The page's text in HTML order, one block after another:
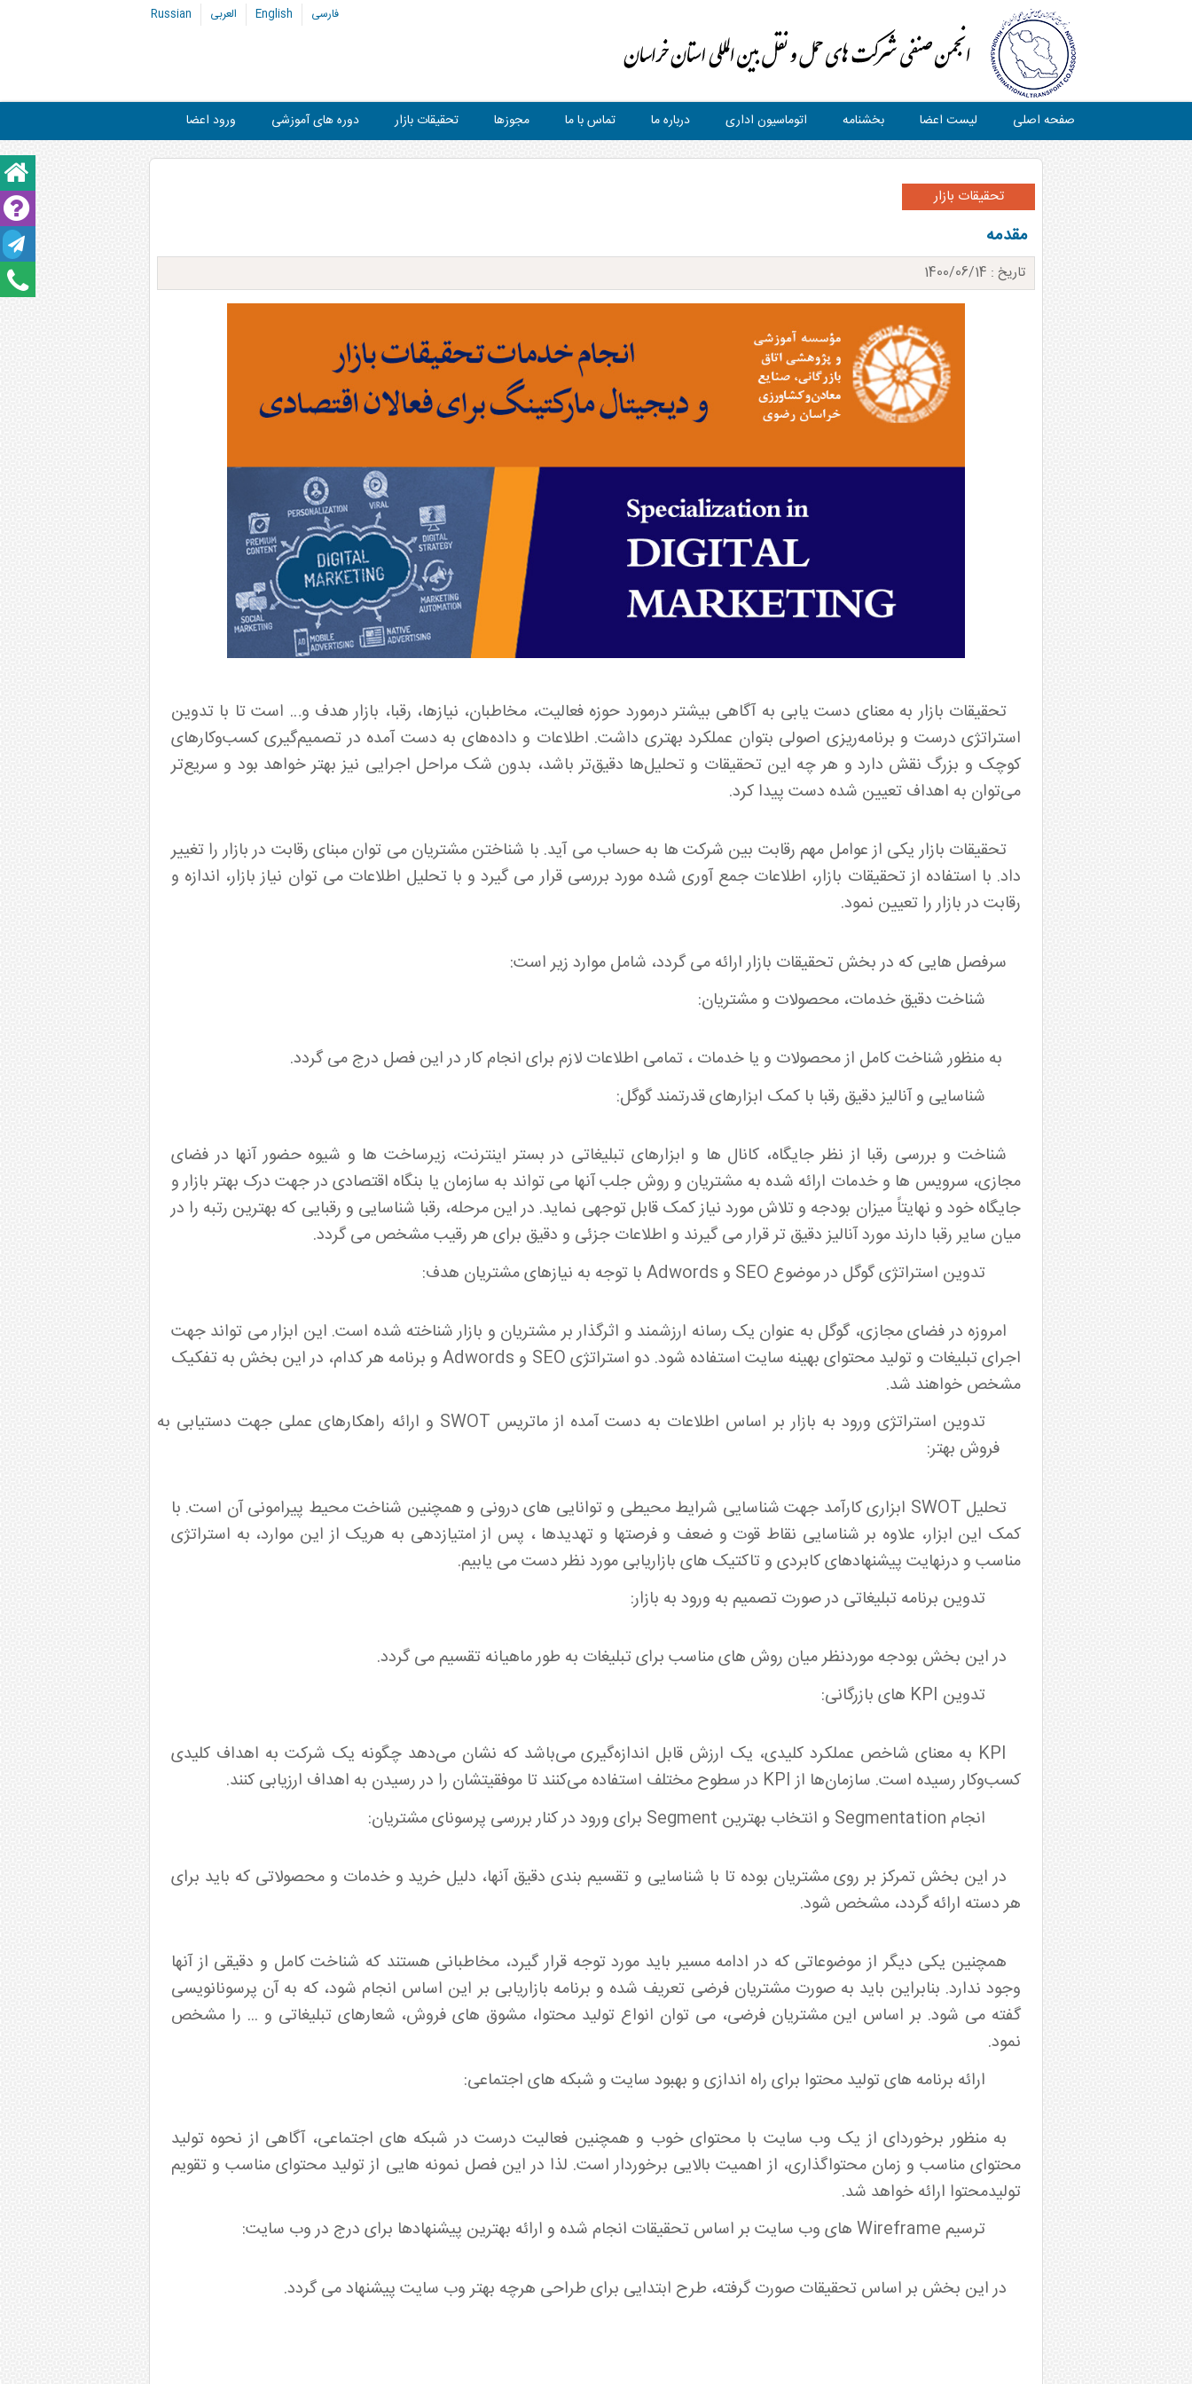
فارسی English العربی Russian
صفحه اصلی لیست اعضا بخشنامه اتوماسیون اداری درباره ما تماس با ما مجوزها تحقیقات بازار دوره های آموزشی ورود اعضا
تحقیقات بازار
مقدمه
تاریخ : 1400/06/14
تحقیقات بازار به معنای دست یابی به آگاهی بیشتر درمورد حوزه فعالیت، مخاطبان، نیازها، رقبا، بازار هدف و… است تا با تدوین
استراتژی درست و برنامه‌ریزی اصولی بتوان عملکرد بهتری داشت. اطلاعات و داده‌های به دست آمده در تصمیم‌گیری‌ کسب‌وکارهای
کوچک و بزرگ نقش دارد و هر چه این تحقیقات و تحلیل‌ها دقیق‌تر باشد، بدون شک مراحل اجرایی نیز بهتر خواهد بود و سریع‌تر
می‌توان به اهداف تعیین شده دست پیدا کرد.
تحقیقات بازار یکی از عوامل مهم رقابت بین شرکت ها به حساب می آید. با شناختن مشتریان می توان مبنای رقابت در بازار را تغییر
داد. با استفاده از تحقیقات بازار، اطلاعات جمع آوری شده مورد بررسی قرار می گیرد و با تحلیل اطلاعات می توان نیاز بازار، اندازه و
رقابت در بازار را تعیین نمود.
سرفصل هایی که در بخش تحقیقات بازار ارائه می گردد، شامل موارد زیر است:
شناخت دقیق خدمات، محصولات و مشتریان:
به منظور شناخت کامل از محصولات و یا خدمات ، تمامی اطلاعات لازم برای انجام کار در این فصل درج می گردد.
شناسایی و آنالیز دقیق رقبا با کمک ابزارهای قدرتمند گوگل:
شناخت و بررسی رقبا از نظر جایگاه، کانال ها و ابزارهای تبلیغاتی در بستر اینترنت، زیرساخت ها و شیوه حضور آنها در فضای
مجازی، سرویس ها و خدمات ارائه شده به مشتریان و روش جلب آنها می تواند به سازمان یا بنگاه اقتصادی در جهت درک بهتر بازار و
جایگاه خود و نهایتاً میزان بودجه و تلاش مورد نیاز کمک قابل توجهی نماید. در این مرحله، رقبا شناسایی و رقبایی که بهترین رتبه را در
میان سایر رقبا دارند مورد آنالیز دقیق تر قرار می گیرند و اطلاعات جزئی و دقیق برای هر رقیب مشخص می گردد.
تدوین استراتژی گوگل در موضوع SEO و Adwords با توجه به نیازهای مشتریان هدف:
امروزه در فضای مجازی، گوگل به عنوان یک رسانه ارزشمند و اثرگذار بر مشتریان و بازار شناخته شده است. این ابزار می تواند جهت
اجرای تبلیغات و تولید محتوای بهینه سایت استفاده شود. دو استراتژی SEO و Adwords و برنامه هر کدام، در این بخش به تفکیک
مشخص خواهند شد.
تدوین استراتژی ورود به بازار بر اساس اطلاعات به دست آمده از ماتریس SWOT و ارائه راهکارهای عملی جهت دستیابی به
فروش بهتر:
تحلیل SWOT ابزاری کارآمد جهت شناسایی شرایط محیطی و توانایی های درونی و همچنین شناخت محیط پیرامونی آن است. با
کمک این ابزار، علاوه بر شناسایی نقاط قوت و ضعف و فرصتها و تهدیدها ، پس از امتیازدهی به هریک از این موارد، به استراتژی
مناسب و درنهایت پیشنهادهای کابردی و تاکتیک های بازاریابی مورد نظر دست می یابیم.
تدوین برنامه تبلیغاتی در صورت تصمیم به ورود به بازار:
در این بخش بودجه موردنظر میان روش های مناسب برای تبلیغات به طور ماهیانه تقسیم می گردد.
تدوین KPI های بازرگانی:
KPI به معنای شاخص عملکرد کلیدی، یک ارزش قابل اندازه‌گیری می‌باشد که نشان می‌دهد چگونه یک شرکت به اهداف کلیدی
کسب‌وکار رسیده است. سازمان‌ها از KPI در سطوح مختلف استفاده می‌کنند تا موفقیتشان را در رسیدن به اهداف ارزیابی کنند.
انجام Segmentation و انتخاب بهترین Segment برای ورود در کنار بررسی پرسونای مشتریان:
در این بخش تمرکز بر روی مشتریان بوده تا با شناسایی و تقسیم بندی دقیق آنها، دلیل خرید و خدمات و محصولاتی که باید برای
هر دسته ارائه گردد، مشخص شود.
همچنین یکی دیگر از موضوعاتی که در ادامه مسیر باید مورد توجه قرار گیرد، مخاطبانی هستند که شناخت کامل و دقیقی از آنها
وجود ندارد. بنابراین باید به صورت مشتریان فرضی تعریف شده و برنامه بازاریابی بر این اساس انجام شود، که به آن پرسونانویسی
گفته می شود. بر اساس این مشتریان فرضی، می توان انواع تولید محتوا، مشوق های فروش، شعارهای تبلیغاتی و ... را مشخص
نمود.
ارائه برنامه های تولید محتوا برای راه اندازی و بهبود سایت و شبکه های اجتماعی:
به منظور برخوردای از یک وب سایت با محتوای خوب و همچنین فعالیت درست در شبکه های اجتماعی، آگاهی از نحوه تولید
محتوای مناسب و زمان محتواگذاری، از اهمیت بالایی برخوردار است. لذا در این فصل نمونه هایی از تولید محتوای مناسب و تقویم
تولیدمحتوا ارائه خواهد شد.
ترسیم Wireframe های وب سایت بر اساس تحقیقات انجام شده و ارائه بهترین پیشنهادها برای درج در وب سایت:
در این بخش بر اساس تحقیقات صورت گرفته، طرح ابتدایی برای طراحی هرچه بهتر وب سایت پیشنهاد می گردد.